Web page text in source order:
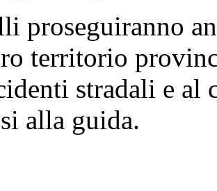
proseguiranno
territorio
stradali e al
alla guida.